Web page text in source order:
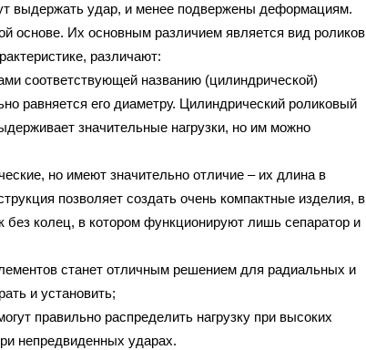
выдержать удар, и менее подвержены деформациям.
основе. Их основным различием является вид роликов
различают:
соответствующей названию (цилиндрической)
равняется его диаметру. Цилиндрический роликовый
значительные нагрузки, но им можно
но имеют значительно отличие – их длина в
позволяет создать очень компактные изделия, в
колец, в котором функционируют лишь сепаратор и
станет отличным решением для радиальных и
и установить;
правильно распределить нагрузку при высоких
непредвиденных ударах.